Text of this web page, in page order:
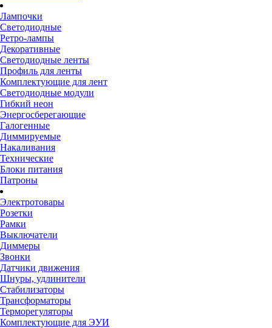
Лампочки
Светодиодные
Ретро-лампы
Декоративные
Светодиодные ленты
Профиль для ленты
Комплектующие для лент
Светодиодные модули
Гибкий неон
Энергосберегающие
Галогенные
Диммируемые
Накаливания
Технические
Блоки питания
Патроны
Электротовары
Розетки
Рамки
Выключатели
Диммеры
Звонки
Датчики движения
Шнуры, удлинители
Стабилизаторы
Трансформаторы
Терморегуляторы
Комплектующие для ЭУИ